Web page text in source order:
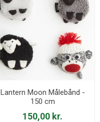
Lantern Moon Målebånd -
150 cm
150,00 kr.